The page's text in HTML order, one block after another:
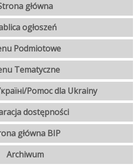
główna
ogłoszeń
Podmiotowe
Tematyczne
Pomoc dla Ukrainy
dostępności
główna BIP
Archiwum